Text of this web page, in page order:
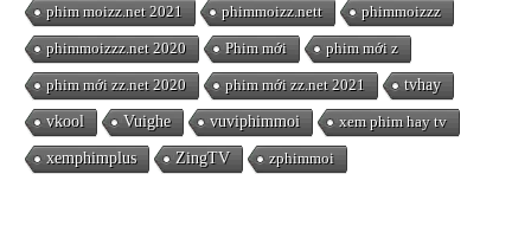
phim moizz.net 2021 phimmoizz.nett phimmoizzz
phimmoizzz.net 2020 Phim mới phim mới z
phim mới zz.net 2020 phim mới zz.net 2021 tvhay
vkool Vuighe vuviphimmoi xem phim hay tv
xemphimplus ZingTV zphimmoi